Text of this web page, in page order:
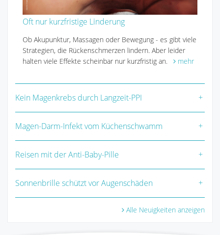
Oft nur kurzfristige Linderung
Ob Akupunktur, Massagen oder Bewegung - es gibt viele
Strategien, die Rückenschmerzen lindern. Aber leider
halten viele Effekte scheinbar nur kurzfristig an.
mehr
Kein Magenkrebs durch Langzeit-PPI
Magen-Darm-Infekt vom Küchenschwamm
Reisen mit der Anti-Baby-Pille
Sonnenbrille schützt vor Augenschäden
Alle Neuigkeiten anzeigen